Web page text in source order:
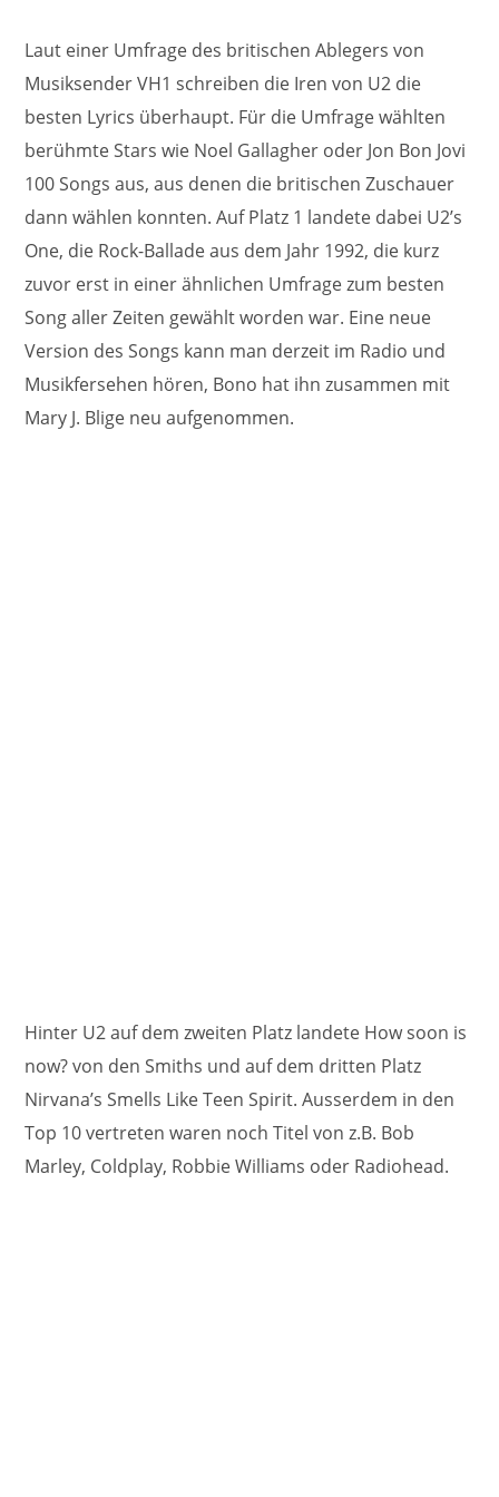
Laut einer Umfrage des britischen Ablegers von
Musiksender VH1 schreiben die Iren von U2 die
besten Lyrics überhaupt. Für die Umfrage wählten
berühmte Stars wie Noel Gallagher oder Jon Bon Jovi
100 Songs aus, aus denen die britischen Zuschauer
dann wählen konnten. Auf Platz 1 landete dabei U2’s
One, die Rock-Ballade aus dem Jahr 1992, die kurz
zuvor erst in einer ähnlichen Umfrage zum besten
Song aller Zeiten gewählt worden war. Eine neue
Version des Songs kann man derzeit im Radio und
Musikfersehen hören, Bono hat ihn zusammen mit
Mary J. Blige neu aufgenommen.
Hinter U2 auf dem zweiten Platz landete How soon is
now? von den Smiths und auf dem dritten Platz
Nirvana’s Smells Like Teen Spirit. Ausserdem in den
Top 10 vertreten waren noch Titel von z.B. Bob
Marley, Coldplay, Robbie Williams oder Radiohead.